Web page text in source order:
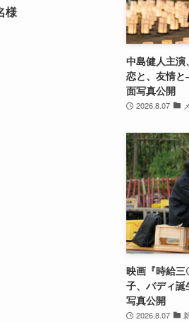
様
中島健人主
恋と、友情
面写真公開
2026.8.07
映画『時給
子、バディ
写真公開
2026.8.07